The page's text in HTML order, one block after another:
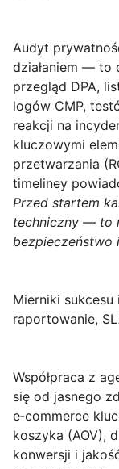
Audyt
działaniem — to
przegląd DPA,
logów CMP,
reakcji na
kluczowymi
przetwarzania
timeliney
Przed startem
techniczny — to
bezpieczeństwo
Mierniki sukcesu
raportowanie,
Współpraca z
się od jasnego
e‑commerce
koszyka (AOV),
konwersji i